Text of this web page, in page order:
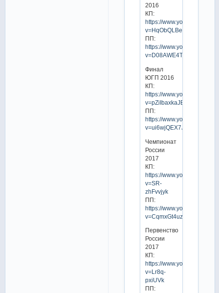
2016
КП:
https://www.youtube.com/
v=HqObQLBewHY
ПП:
https://www.youtube.com/
v=D08AWE4TfBc
Финал
ЮГП 2016
КП:
https://www.youtube.com/
v=pZiIbaxkaJE
ПП:
https://www.youtube.com/
v=ui6wjQEX7Jg
Чемпионат
России
2017
КП:
https://www.youtube.com/
v=SR-
zhFvvjyk
ПП:
https://www.youtube.com/
v=CqmxGt4uzas
Первенство
России
2017
КП:
https://www.youtube.com/
v=Lr8q-
pxiUVk
ПП: